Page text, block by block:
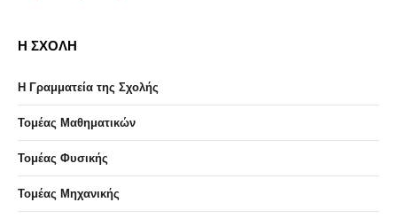
Η ΣΧΟΛΗ
Η Γραμματεία της Σχολής
Τομέας Μαθηματικών
Τομέας Φυσικής
Τομέας Μηχανικής